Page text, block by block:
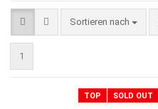
Sortieren nach
Sortieren nach
1
TOP SOLD OUT